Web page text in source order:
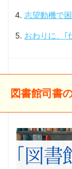
志望動機で
おわりに、｢
図書館司書